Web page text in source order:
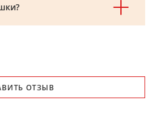
ОТЗЫВ